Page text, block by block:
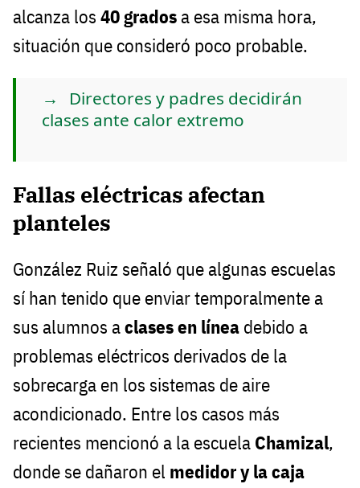
alcanza los 40 grados a esa misma hora,
situación que consideró poco probable.
Directores y padres decidirán
clases ante calor extremo
Fallas eléctricas afectan
planteles
González Ruiz señaló que algunas escuelas
sí han tenido que enviar temporalmente a
sus alumnos aclases en línea debido a
problemas eléctricos derivados de la
sobrecarga en los sistemas de aire
acondicionado. Entre los casos más
recientes mencionó a la escuela Chamizal,
donde se dañaron el medidor y la caja